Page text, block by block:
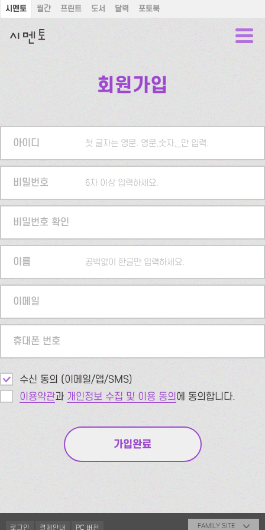
시멘토 월간 프린트 도서 달력 포토북
회원가입
아이디 첫 글자는 영문. 영문,숫자,_만 입력.
비밀번호 6자 이상 입력하세요.
비밀번호 확인
이름 공백없이 한글만 입력하세요.
이메일
휴대폰 번호
수신 동의 (이메일/앱/SMS)
이용약관과 개인정보 수집 및 이용 동의에 동의합니다.
로그인 결제안내 PC 버전 FAMILY SITE